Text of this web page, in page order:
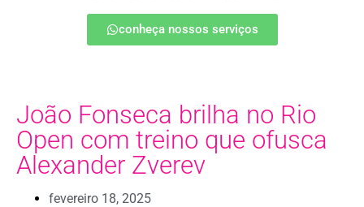
conheça nossos serviços
João Fonseca brilha no Rio
Open com treino que ofusca
Alexander Zverev
fevereiro 18, 2025